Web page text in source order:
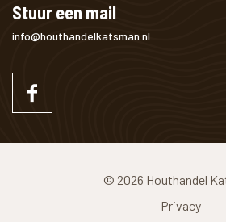
Stuur een mail
info@houthandelkatsman.nl
© 2026 Houthandel
Privacy